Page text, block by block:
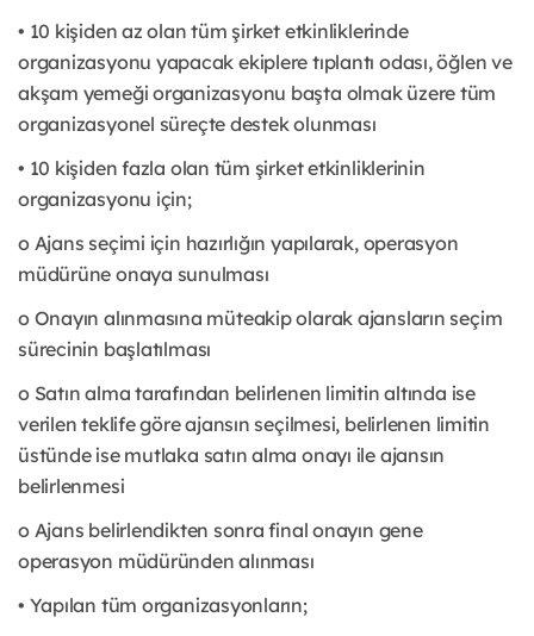
• 10 kişiden az olan tüm şirket etkinliklerinde
organizasyonu yapacak ekiplere tıplantı odası, öğlen ve
akşam yemeği organizasyonu başta olmak üzere tüm
organizasyonel süreçte destek olunması
• 10 kişiden fazla olan tüm şirket etkinliklerinin
organizasyonu için;
o Ajans seçimi için hazırlığın yapılarak, operasyon
müdürüne onaya sunulması
o Onayın alınmasına müteakip olarak ajansların seçim
sürecinin başlatılması
o Satın alma tarafından belirlenen limitin altında ise
verilen teklife göre ajansın seçilmesi, belirlenen limitin
üstünde ise mutlaka satın alma onayı ile ajansın
belirlenmesi
o Ajans belirlendikten sonra final onayın gene
operasyon müdüründen alınması
• Yapılan tüm organizasyonların;